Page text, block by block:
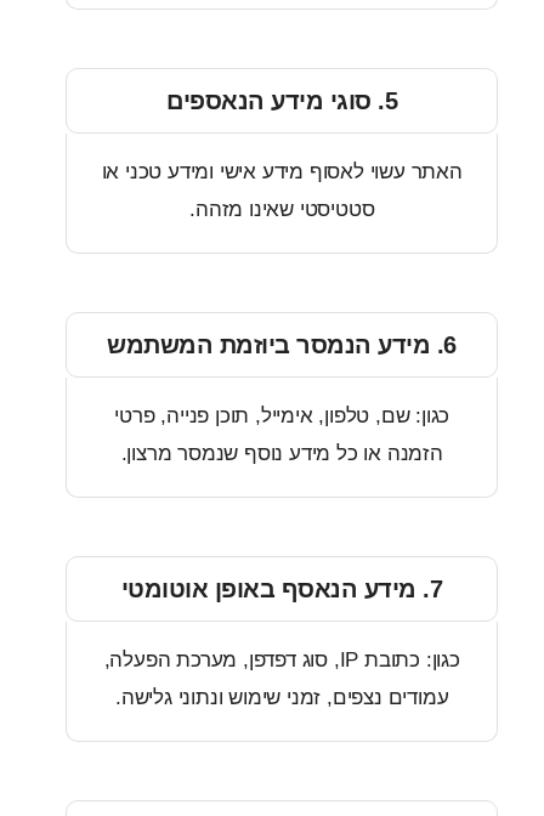
עשוי לאסוף מידע אישי ומידע טכני או
סטטיסטי שאינו מזהה.
שם, טלפון, אימייל, תוכן פנייה, פרטי
או כל מידע נוסף שנמסר מרצון.
כגון: כתובת IP, סוג דפדפן, מערכת הפעלה,
נצפים, זמני שימוש ונתוני גלישה.